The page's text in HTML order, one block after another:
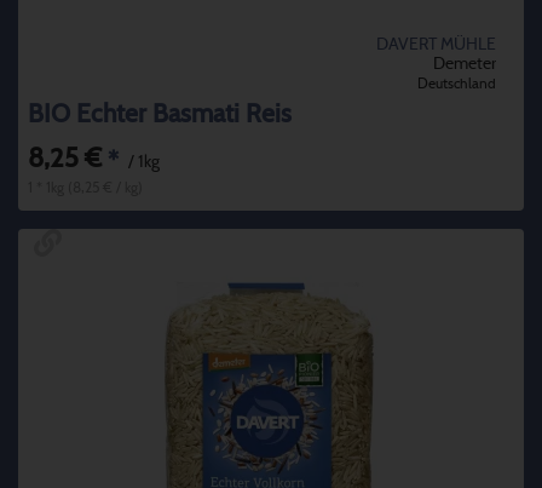
DAVERT MÜHLE
Demeter
Deutschland
BIO Echter Basmati Reis
8,25 € * / 1kg